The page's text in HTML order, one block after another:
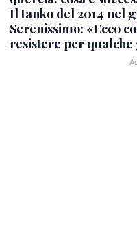
Il tanko del 2014 nel
Serenissimo: «Ecco
resistere per